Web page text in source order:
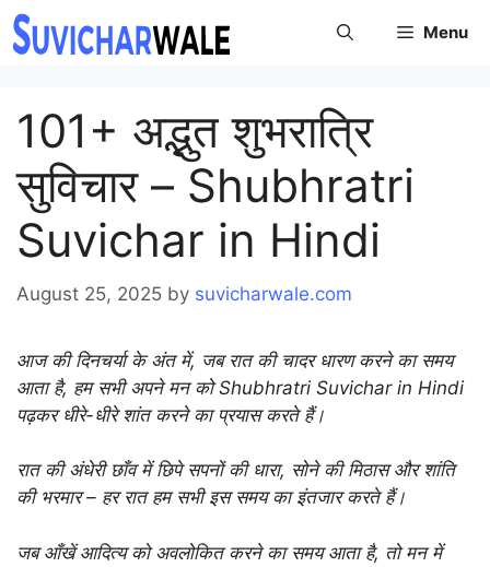
Skip
to
Menu
101+ अद्भुत शुभरात्रि
सुविचार – Shubhratri
Suvichar in Hindi
August 25, 2025 by suvicharwale.com
आज की दिनचर्या के अंत में, जब रात की चादर धारण करने का समय
आता है, हम सभी अपने मन को Shubhratri Suvichar in Hindi
पढ़कर धीरे-धीरे शांत करने का प्रयास करते हैं।
रात की अंधेरी छाँव में छिपे सपनों की धारा, सोने की मिठास और शांति
की भरमार – हर रात हम सभी इस समय का इंतजार करते हैं।
जब आँखें आदित्य को अवलोकित करने का समय आता है, तो मन में